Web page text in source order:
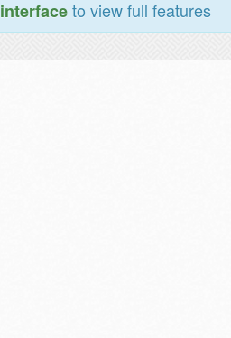
interfaceto view full features